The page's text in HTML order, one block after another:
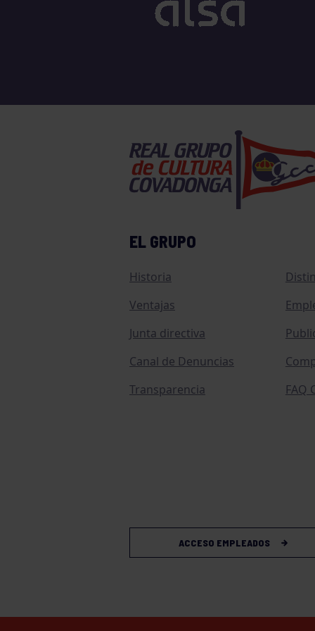
TENIS
EL GRUPO
Historia
Ventajas
Junta directiva
Canal de Denuncias
Transparencia
FAQ
ACCESO EMPLEADOS